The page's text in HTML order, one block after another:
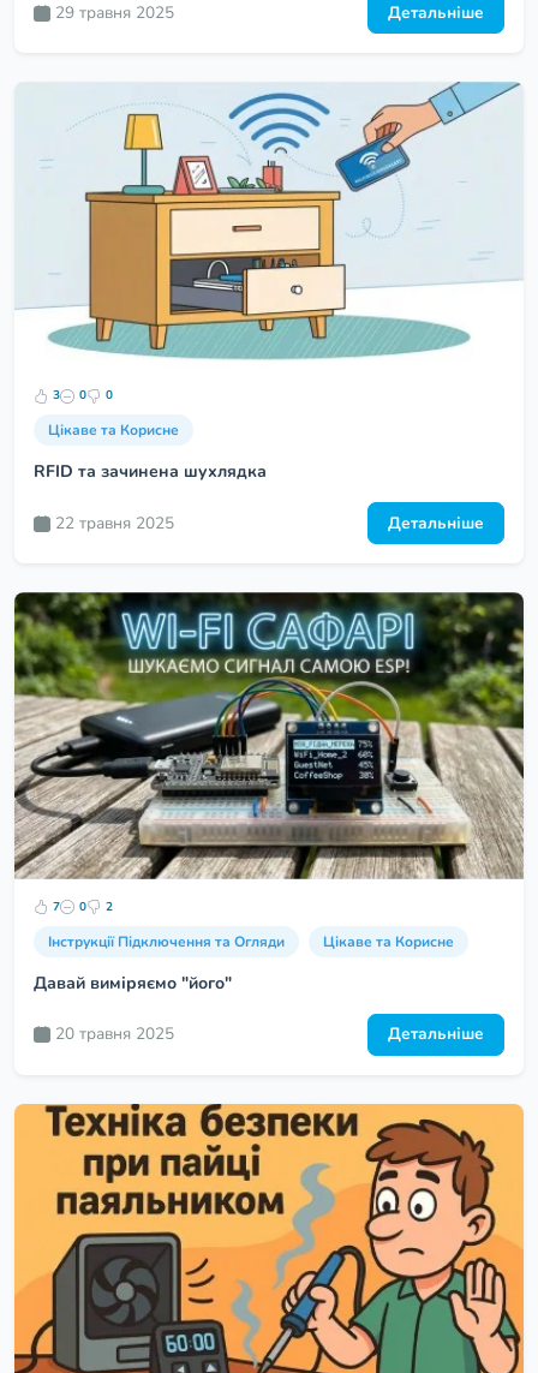
29 травня 2025 Детальніше
3 0 0
Цікаве та Корисне
RFID та зачинена шухлядка
22 травня 2025 Детальніше
7 0 2
Інструкції Підключення та Огляди Цікаве та Корисне
Давай виміряємо "його"
20 травня 2025 Детальніше